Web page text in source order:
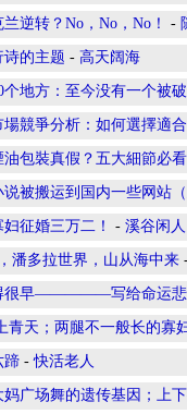
逆转？No，No，No！ -
的主题 - 高天阔海
地方：至今没有一个被破
競爭分析：如何選擇適
包裝真假？五大細節必看
被搬运到国内一些网站
征婚三万二！ - 溪谷闲人
潘多拉世界，山从海中来
很早—————写给命运悲
青天；两腿不一般长的寡
蹄 -快活老人
广场舞的遗传基因；上下